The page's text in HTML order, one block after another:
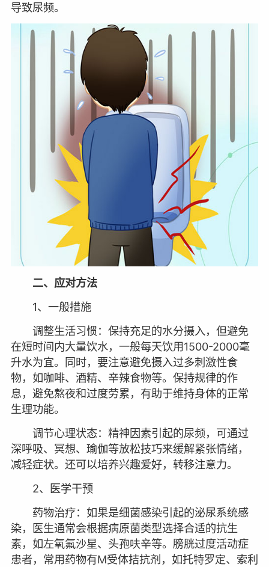
导致尿频。
二、应对方法
1、一般措施
调整生活习惯：保持充足的水分摄入，但避免
在短时间内大量饮水，一般每天饮用1500-2000毫
升水为宜。同时，要注意避免摄入过多刺激性食
物，如咖啡、酒精、辛辣食物等。保持规律的作
息，避免熬夜和过度劳累，有助于维持身体的正常
生理功能。
调节心理状态：精神因素引起的尿频，可通过
深呼吸、冥想、瑜伽等放松技巧来缓解紧张情绪，
减轻症状。还可以培养兴趣爱好，转移注意力。
2、医学干预
药物治疗：如果是细菌感染引起的泌尿系统感
染，医生通常会根据病原菌类型选择合适的抗生
素，如左氧氟沙星、头孢呋辛等。膀胱过度活动症
患者，常用药物有M受体拮抗剂，如托特罗定、索利